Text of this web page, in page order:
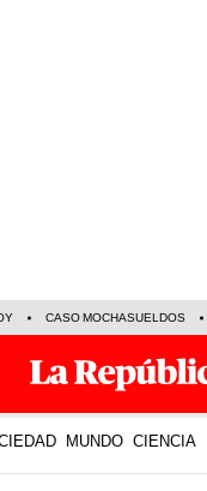
CASO MOCHASUELDOS
MUNDO CIENCIA